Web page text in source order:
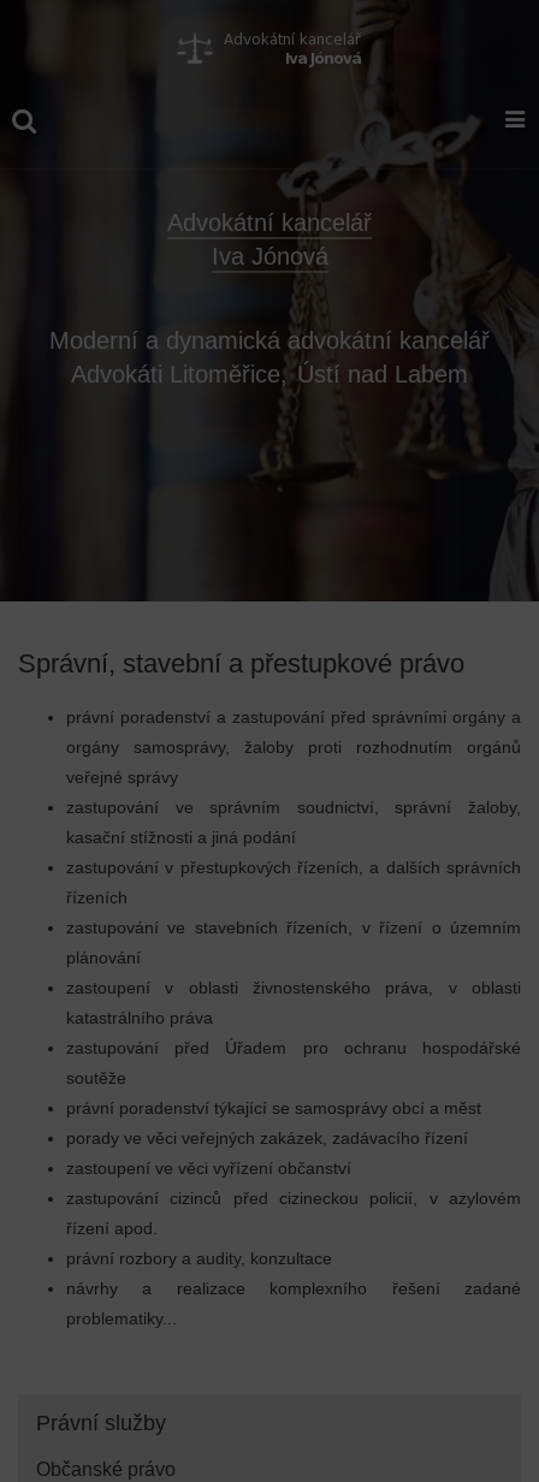
Advokátní kancelář
Iva Jónová
Moderní a dynamická advokátní kancelář
Advokáti Litoměřice, Ústí nad Labem
Správní, stavební a přestupkové právo
právní poradenství a zastupování před správními orgány a
orgány samosprávy, žaloby proti rozhodnutím orgánů
veřejné správy
zastupování ve správním soudnictví, správní žaloby,
kasační stížnosti a jiná podání
zastupování v přestupkových řízeních, a dalších správních
řízeních
zastupování ve stavebních řízeních, v řízení o územním
plánování
zastoupení v oblasti živnostenského práva, v oblasti
katastrálního práva
zastupování před Úřadem pro ochranu hospodářské
soutěže
právní poradenství týkající se samosprávy obcí a měst
porady ve věci veřejných zakázek, zadávacího řízení
zastoupení ve věci vyřízení občanství
zastupování cizinců před cizineckou policií, v azylovém
řízení apod.
právní rozbory a audity, konzultace
návrhy a realizace komplexního řešení zadané
problematiky...
Právní služby
Občanské právo